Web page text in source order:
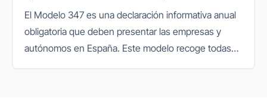
El Modelo 347 es una declaración informativa anual
obligatoria que deben presentar las empresas y
autónomos en España. Este modelo recoge todas